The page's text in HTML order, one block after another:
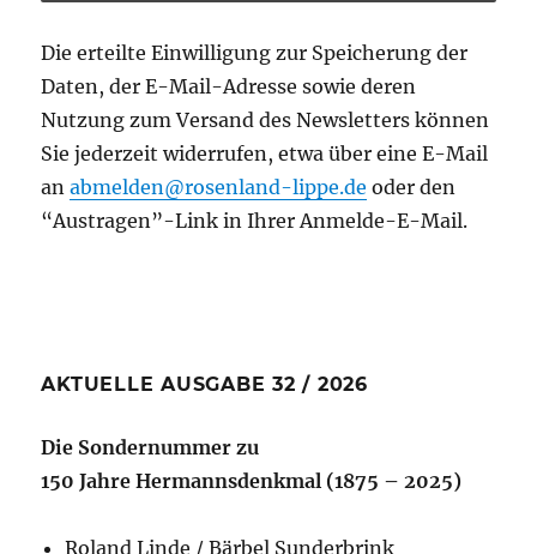
Die erteilte Einwilligung zur Speicherung der
Daten, der E-Mail-Adresse sowie deren
Nutzung zum Versand des Newsletters können
Sie jederzeit widerrufen, etwa über eine E-Mail
anabmelden@rosenland-lippe.de oder den
“Austragen”-Link in Ihrer Anmelde-E-Mail.
AKTUELLE AUSGABE 32 / 2026
Die Sondernummer zu
150 Jahre Hermannsdenkmal (1875 – 2025)
Roland Linde / Bärbel Sunderbrink